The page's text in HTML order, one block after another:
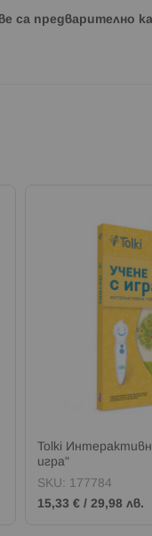
са предварително
Tolki
игра"
SKU: 177784
15,33 € / 29,98 лв.